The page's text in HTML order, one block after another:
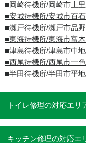
■岡崎待機所/岡崎市上里
■安城待機所/安城市百
■瀬戸待機所/瀬戸市品
■東海待機所/東海市富
■津島待機所/津島市中
■西尾待機所/西尾市一
■半田待機所/半田市平
トイレ修理の対応エリ
キッチン修理の対応エ